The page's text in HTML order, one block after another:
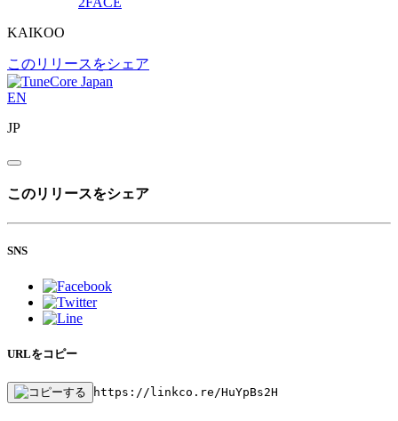
KAIKOO
このリリースをシェア
EN
JP
このリリースをシェア
SNS
URLをコピー
https://linkco.re/HuYpBs2H